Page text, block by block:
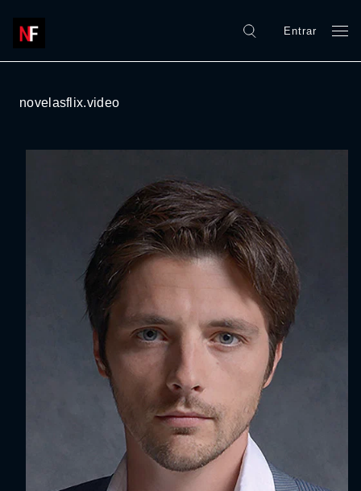
Entrar
novelasflix.video